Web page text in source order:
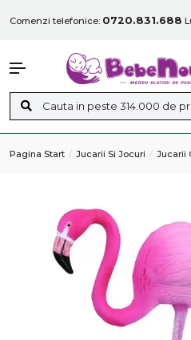
Comenzi telefonice: 0720.831.688
Pagina Start Jucarii Si Jocuri Jucarii